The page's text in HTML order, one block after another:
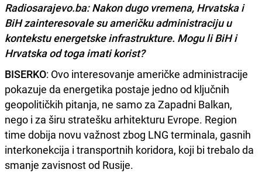
Radiosarajevo.ba: Nakon dugo vremena, Hrvatska i
BiH zainteresovale su američku administraciju u
kontekstu energetske infrastrukture. Mogu li BiH i
Hrvatska od toga imati korist?
BISERKO: Ovo interesovanje američke administracije
pokazuje da energetika postaje jedno od ključnih
geopolitičkih pitanja, ne samo za Zapadni Balkan,
nego i za širu stratešku arhitekturu Evrope. Region
time dobija novu važnost zbog LNG terminala, gasnih
interkonekcija i transportnih koridora, koji bi trebalo da
smanje zavisnost od Rusije.